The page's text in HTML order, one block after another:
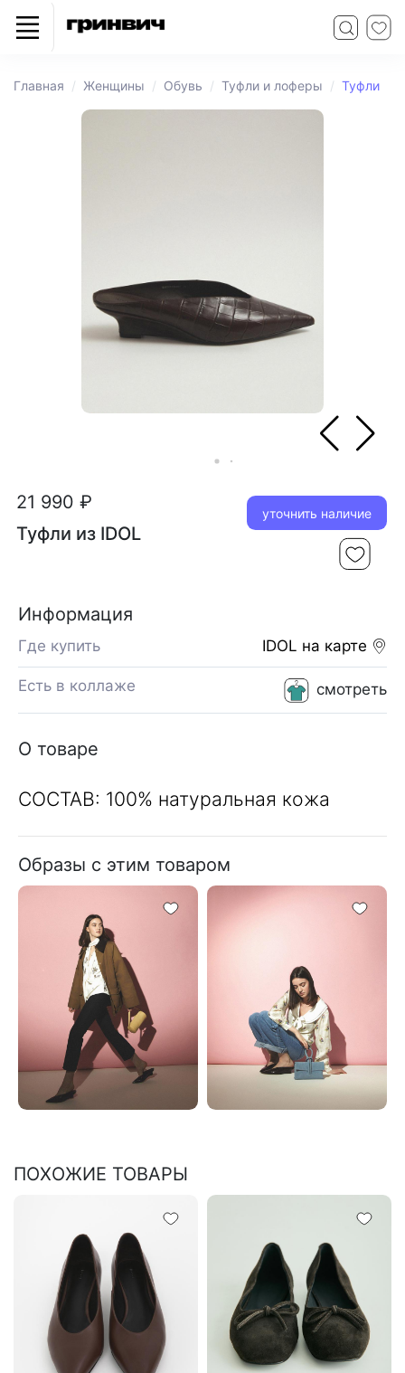
Главная Женщины Обувь Туфли и лоферы Туфли
21 990 ₽
Туфли из IDOL
уточнить наличие
Информация
IDOL на карте
Где купить
смотреть
Есть в коллаже
О товаре
СОСТАВ: 100% натуральная кожа
Образы с этим товаром
ПОХОЖИЕ ТОВАРЫ